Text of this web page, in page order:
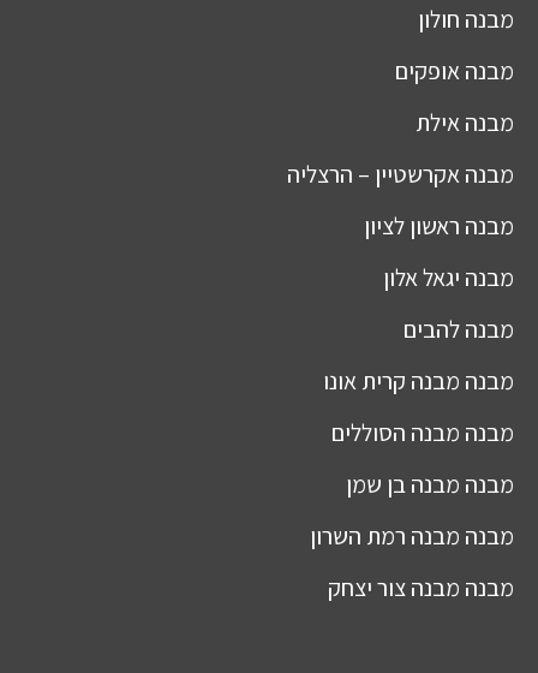
מבנה חולון
מבנהאופקים
מבנהאילת
מבנהאקרשטיין – הרצליה
מבנה ראשון לציון
מבנה יגאל אלון
מבנהלהבים
מבנה מבנה קרית אונו
מבנה מבנה הסוללים
מבנה מבנה בן שמן
מבנה מבנה רמת השרון
מבנה מבנה צור יצחק